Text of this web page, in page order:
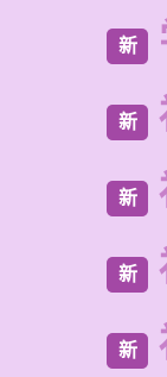
新
新
新
新
新